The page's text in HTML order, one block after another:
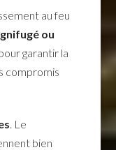
au feu
ou
garantir la
compromis
. Le
bien